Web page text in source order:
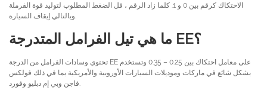
الاحتكاك كرقم بين 0 و 1. كلما زاد الرقم ، قل الضغط المطلوب لتوليد قوة الفرملة
وبالتالي إيقاف السيارة.
ما هي تيل الفرامل المتدرجة EE؟
تحتوي وسادات الفرامل من الدرجة EE على معامل احتكاك بين 0.25 – 0.35 وتستخدم
بشكل شائع في ماركات وموديلات السيارات الأوروبية والأمريكية بما في ذلك فولكس
فاجن وبي إم دبليو وفورد.